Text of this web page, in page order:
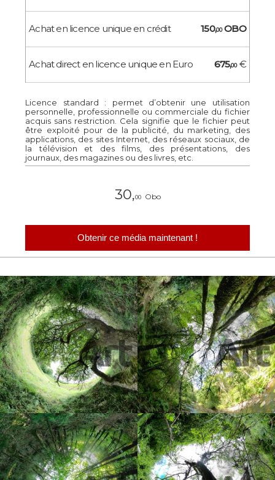
Achat en licence unique en crédit 150,00OBO
Achat direct en licence unique en Euro 675,00€
Licence standard : permet d’obtenir une utilisation
personnelle, professionnelle ou commerciale du fichier
acquis sans restriction. Cela signifie que le fichier peut
être exploité pour de la publicité, du marketing, des
applications, des sites Internet, des réseaux sociaux, de
la télévision et des films, des présentations, des
journaux, des magazines ou des livres, etc.
30,00 Obo